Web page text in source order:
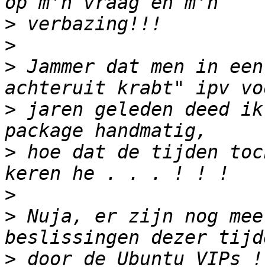
>
>
> Jammer dat men in
> jaren geleden deed
> hoe dat de tijden
>
> Nuja, er zijn nog
>